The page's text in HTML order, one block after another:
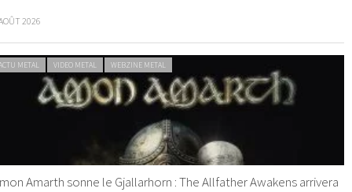
2026
METAL VIDEO METAL WEBZINE METAL
Amarth sonne le Gjallarhorn : The Allfather Awakens arrivera